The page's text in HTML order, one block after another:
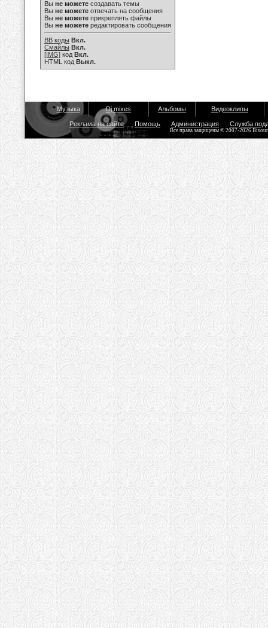
Вы не можете создавать темы
Вы не можете отвечать на сообщения
Вы не можете прикреплять файлы
Вы не можете редактировать сообщения
BB коды Вкл.
Смайлы Вкл.
[IMG] код Вкл.
HTML код Выкл.
Музыка Dj mixes Альбомы Видеоклипы
Реклама на сайте Помощь Администрация Служба
Все права защищены © 2007-2026